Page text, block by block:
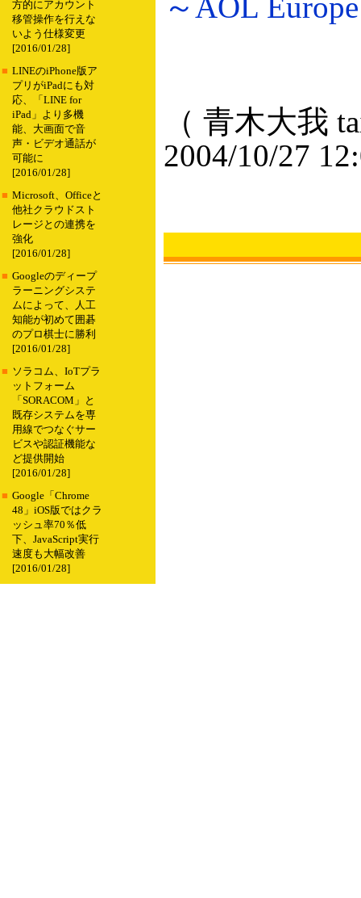
方的にアカウント
移管操作を行えな
いよう仕様変更
[2016/01/28]
■ LINEのiPhone版ア
プリがiPadにも対
応、「LINE for
iPad」より多機
能、大画面で音
声・ビデオ通話が
可能に
[2016/01/28]
■ Microsoft、Officeと
他社クラウドスト
レージとの連携を
強化
[2016/01/28]
■ Googleのディープ
ラーニングシステ
ムによって、人工
知能が初めて囲碁
のプロ棋士に勝利
[2016/01/28]
■ ソラコム、IoTプラ
ットフォーム
「SORACOM」と
既存システムを専
用線でつなぐサー
ビスや認証機能な
ど提供開始
[2016/01/28]
■ Google「Chrome
48」iOS版ではクラ
ッシュ率70％低
下、JavaScript実行
速度も大幅改善
[2016/01/28]
（ 青木大我
2004/10/27